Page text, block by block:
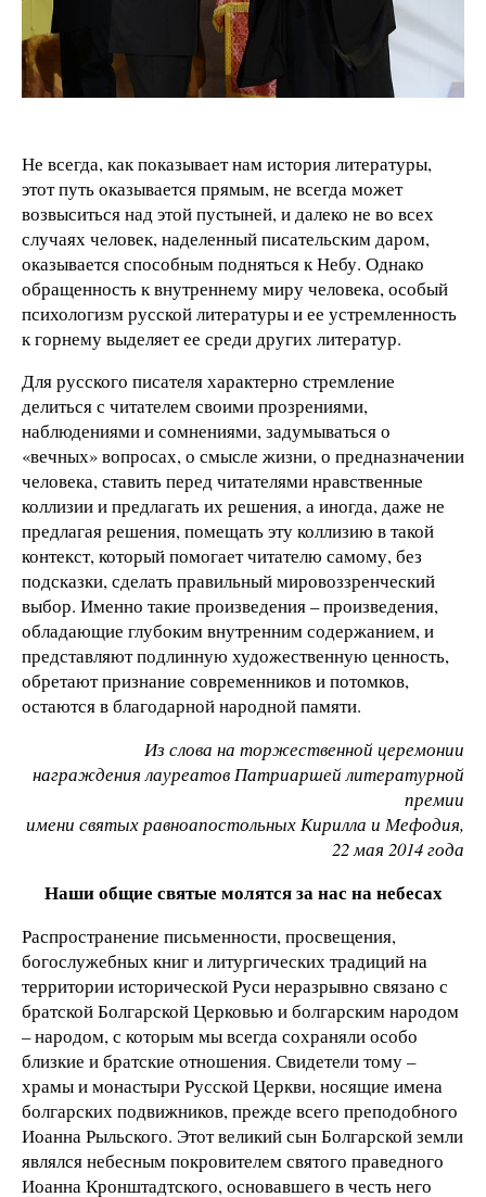
Не всегда, как показывает нам история литературы,
этот путь оказывается прямым, не всегда может
возвыситься над этой пустыней, и далеко не во всех
случаях человек, наделенный писательским даром,
оказывается способным подняться к Небу. Однако
обращенность к внутреннему миру человека, особый
психологизм русской литературы и ее устремленность
к горнему выделяет ее среди других литератур.
Для русского писателя характерно стремление
делиться с читателем своими прозрениями,
наблюдениями и сомнениями, задумываться о
«вечных» вопросах, о смысле жизни, о предназначении
человека, ставить перед читателями нравственные
коллизии и предлагать их решения, а иногда, даже не
предлагая решения, помещать эту коллизию в такой
контекст, который помогает читателю самому, без
подсказки, сделать правильный мировоззренческий
выбор. Именно такие произведения – произведения,
обладающие глубоким внутренним содержанием, и
представляют подлинную художественную ценность,
обретают признание современников и потомков,
остаются в благодарной народной памяти.
Из слова на торжественной церемонии
награждения лауреатов Патриаршей литературной
премии
имени святых равноапостольных Кирилла и Мефодия,
22 мая 2014 года
Наши общие святые молятся за нас на небесах
Распространение письменности, просвещения,
богослужебных книг и литургических традиций на
территории исторической Руси неразрывно связано с
братской Болгарской Церковью и болгарским народом
– народом, с которым мы всегда сохраняли особо
близкие и братские отношения. Свидетели тому –
храмы и монастыри Русской Церкви, носящие имена
болгарских подвижников, прежде всего преподобного
Иоанна Рыльского. Этот великий сын Болгарской земли
являлся небесным покровителем святого праведного
Иоанна Кронштадтского, основавшего в честь него